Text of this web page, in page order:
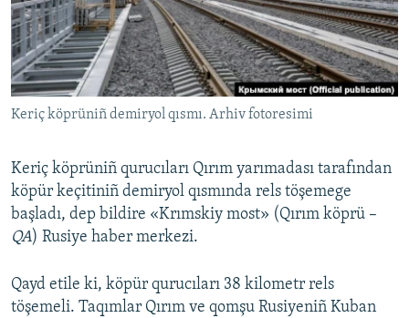
Русский
Українською
QOŞULIÑIZ!
RFE/RS bütün saytları
Keriç köprüniñ demiryol qısmı. Arhiv fotoresimi
Keriç köprüniñ qurucıları Qırım yarımadası tarafından
köpür keçitiniñ demiryol qısmında rels töşemege
başladı, dep bildire «Krımskiy most» (Qırım köprü –
QA) Rusiye haber merkezi.
Qayd etile ki, köpür qurucıları 38 kilometr rels
töşemeli. Taqımlar Qırım ve qomşu Rusiyeniñ Kuban